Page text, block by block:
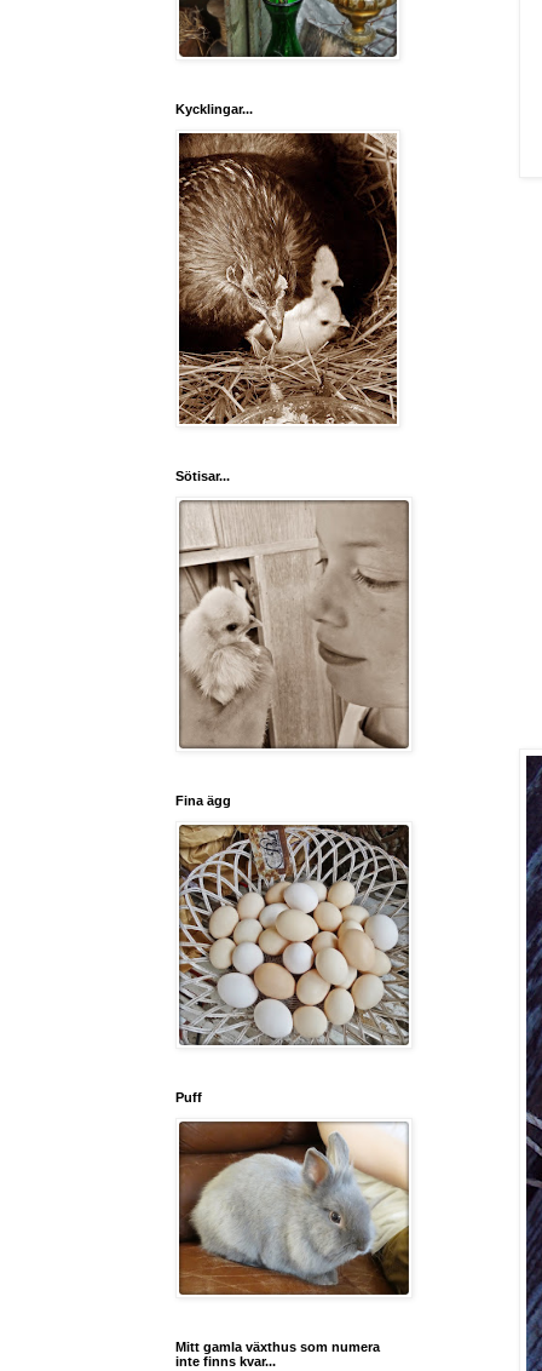
Kycklingar...
Sötisar...
Fina ägg
Puff
Mitt gamla växthus som numera
inte finns kvar...